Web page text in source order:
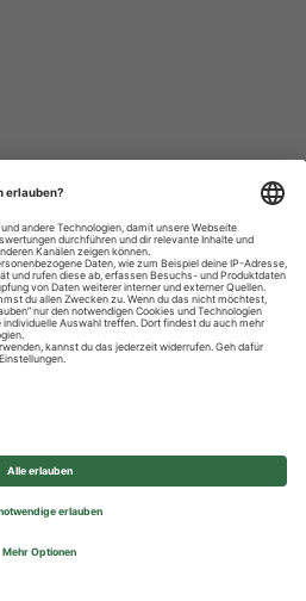
Einstellungen
- All rights reserved